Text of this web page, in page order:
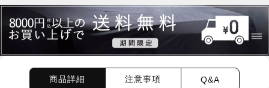
商品詳細 注意事項 Q&A